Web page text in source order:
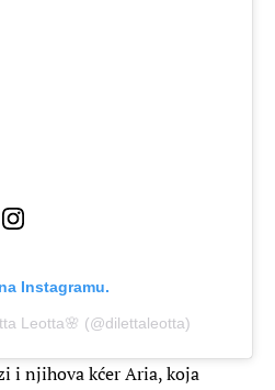
Instagramu.
Leotta🌸 (@dilettaleotta)
i njihova kćer Aria, koja